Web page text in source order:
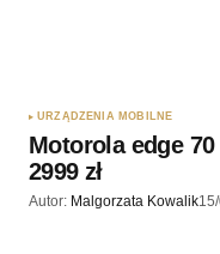
URZĄDZENIA MOBILNE
Motorola edge
2999 zł
Autor: Malgorzata Kowalik